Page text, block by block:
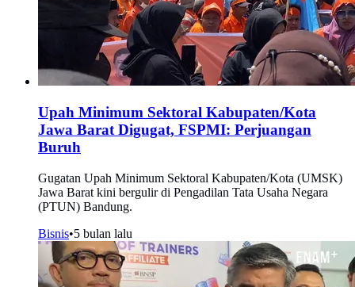
Upah Minimum Sektoral Kabupaten/Kota
Jawa Barat Digugat, FSPMI: Perjuangan
Buruh
Gugatan Upah Minimum Sektoral Kabupaten/Kota (UMSK)
Jawa Barat kini bergulir di Pengadilan Tata Usaha Negara
(PTUN) Bandung.
Bisnis•5 bulan lalu